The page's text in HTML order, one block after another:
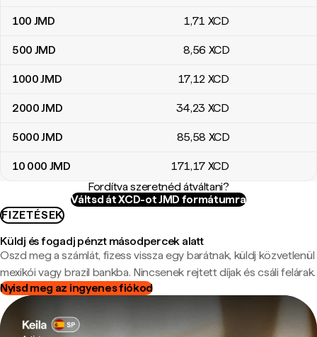
jamaicai dollár – kelet-karibi dollár átváltási táblázat
100 JMD 1,71 XCD
500 JMD 8,56 XCD
1000JMD 17,12 XCD
2000JMD 34,23 XCD
5000JMD 85,58 XCD
10 000 JMD 171,17 XCD
Fordítva szeretnéd átváltani?
Váltsd át XCD-ot JMD formátumra
FIZETÉSEK
Küldj és fogadj pénzt másodpercek alatt
Oszd meg a számlát, fizess vissza egy barátnak, küldj közvetlenül
mexikói vagy brazil bankba. Nincsenek rejtett díjak és csáli felárak.
Nyisd meg az ingyenes fiókod